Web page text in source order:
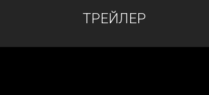
ТРЕЙЛЕР